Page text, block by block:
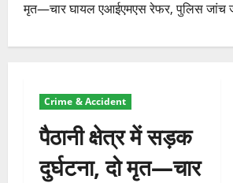
मृत—चार घायल एआईएमएस रेफर, पुलिस जांच
Crime & Accident
पैठानी क्षेत्र में सड़क
दुर्घटना, दो मृत—चार